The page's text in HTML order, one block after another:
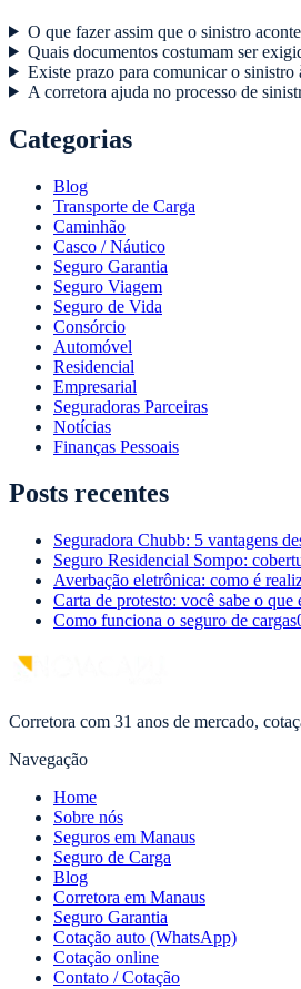
O que fazer assim que o sinistro
Quais documentos costumam ser
Existe prazo para comunicar o sinistro
A corretora ajuda no processo de
Categorias
Blog
Transporte de Carga
Caminhão
Casco / Náutico
Seguro Garantia
Seguro Viagem
Seguro de Vida
Consórcio
Automóvel
Residencial
Empresarial
Seguradoras Parceiras
Notícias
Finanças Pessoais
Posts recentes
Seguradora Chubb: 5 vantagens
Seguro Residencial Sompo:
Averbação eletrônica: como é
Carta de protesto: você sabe o que
Como funciona o seguro de cargas
Corretora com 31 anos de mercado,
Navegação
Home
Sobre nós
Seguros em Manaus
Seguro de Carga
Blog
Corretora em Manaus
Seguro Garantia
Cotação auto (WhatsApp)
Cotação online
Contato / Cotação